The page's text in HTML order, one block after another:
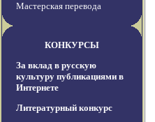
Мастерская перевода
КОНКУРСЫ
За вклад в русскую
культуру публикациями в
Интернете
Литературный конкурс